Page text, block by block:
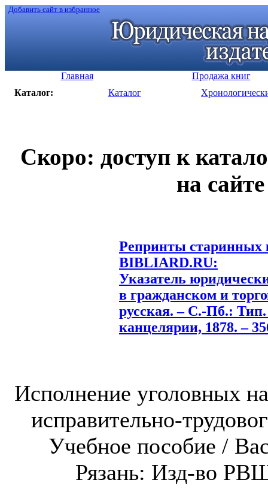
Добавить сайт в избранное
Главная
Продажа книг
Каталог:
Каталог
Скоро: доступ к
на
Репринты старинных
BIBLIARD.RU:
Указатель
в гражданском и
русская. – С.-Пб.: Тип.
канцелярии, 1878. –
Исполнение уголовных
исправительно-
Учебное пособие /
Рязань: Изд-во